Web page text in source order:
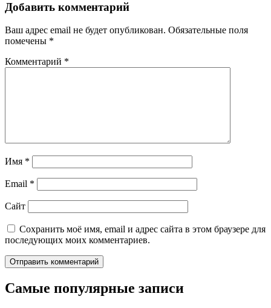
Добавить комментарий
Ваш адрес email не будет опубликован. Обязательные поля
помечены *
Комментарий *
Имя *
Email *
Сайт
Сохранить моё имя, email и адрес сайта в этом браузере для
последующих моих комментариев.
Самые популярные записи